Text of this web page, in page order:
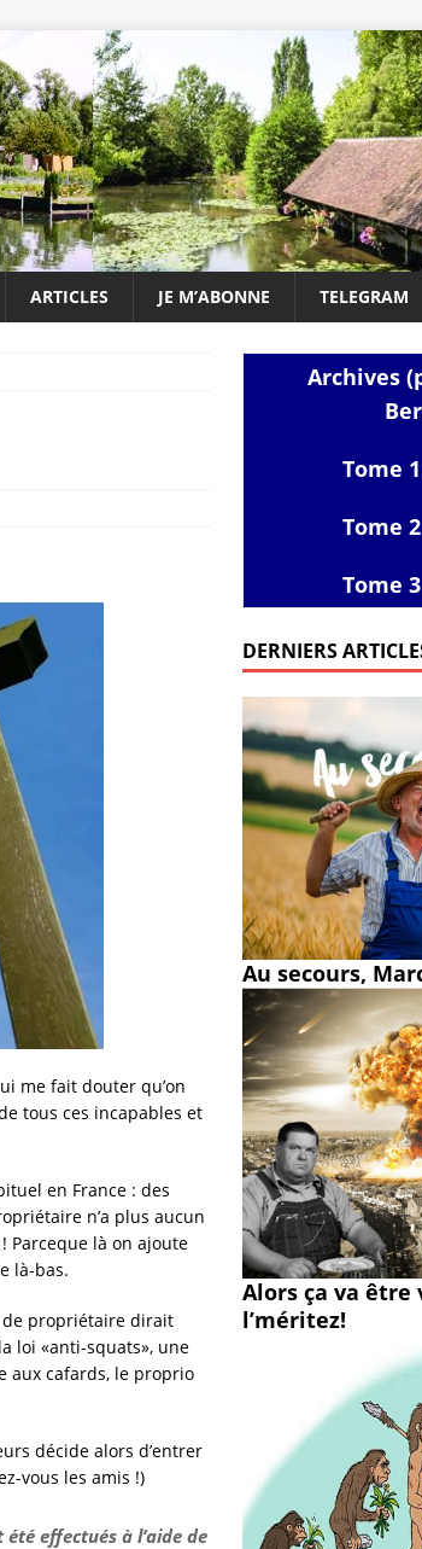
ARTICLES JE M’ABONNE TELEGRAM
me fait douter qu’on
tous ces incapables et
en France : des
n’a plus aucun
Parceque là on ajoute
là-bas.
de propriétaire dirait
loi «anti-squats», une
aux cafards, le proprio
décide alors d’entrer
vous les amis !)
effectués à l’aide de
Archives
Tome
Tome
Tome
DERNIERS
Au secours,
Alors ça va
l’méritez!